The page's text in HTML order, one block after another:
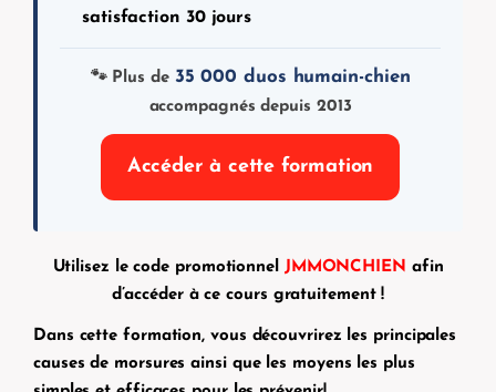
satisfaction 30 jours
🐾 Plus de 35 000 duos humain-chien
accompagnés depuis 2013
Accéder à cette formation
Utilisez le code promotionnel JMMONCHIEN afin
d’accéder à ce cours gratuitement !
Dans cette formation, vous découvrirez les principales
causes de morsures ainsi que les moyens les plus